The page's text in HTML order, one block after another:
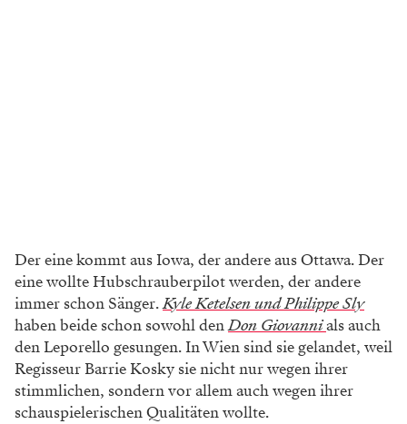
Der eine kommt aus Iowa, der andere aus Ottawa. Der
eine wollte Hubschrauberpilot werden, der andere
immer schon Sänger.Kyle Ketelsen und Philippe Sly
haben beide schon sowohl denDon Giovannials auch
den Leporello gesungen. In Wien sind sie gelandet, weil
Regisseur Barrie Kosky sie nicht nur wegen ihrer
stimmlichen, sondern vor allem auch wegen ihrer
schauspielerischen Qualitäten wollte.